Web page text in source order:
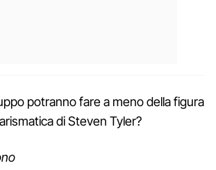
potranno fare a meno della figura
di Steven Tyler?